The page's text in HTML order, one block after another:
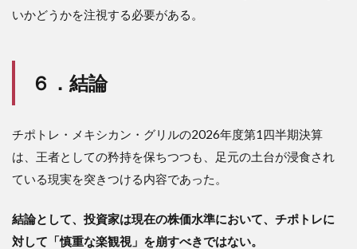
いかどうかを注視する必要がある。
６．結論
チポトレ・メキシカン・グリルの2026年度第1四半期決算
は、王者としての矜持を保ちつつも、足元の土台が浸食され
ている現実を突きつける内容であった。
結論として、投資家は現在の株価水準において、チポトレに
対して「慎重な楽観視」を崩すべきではない。